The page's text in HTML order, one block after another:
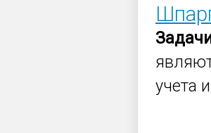
учета